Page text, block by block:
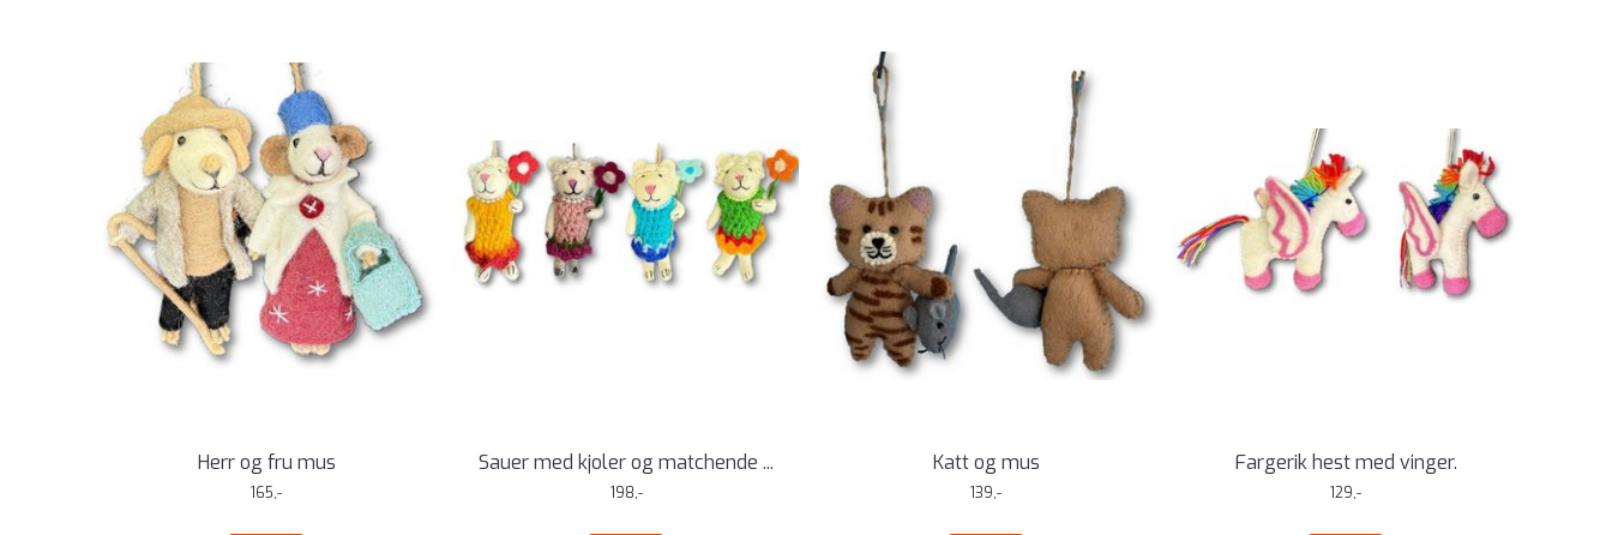
Herr og fru mus
165,-
Sauer med kjoler og matchende ...
198,-
Katt og mus
139,-
Fargerik hest med vinger.
129,-